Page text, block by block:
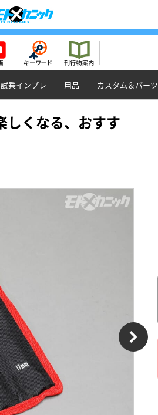
試乗インプレ 用品 カスタム＆パーツ
くなる、おすす